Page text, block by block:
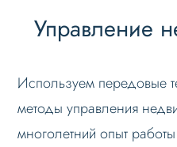
Управление
Используем передовые
методы управления
многолетний опыт